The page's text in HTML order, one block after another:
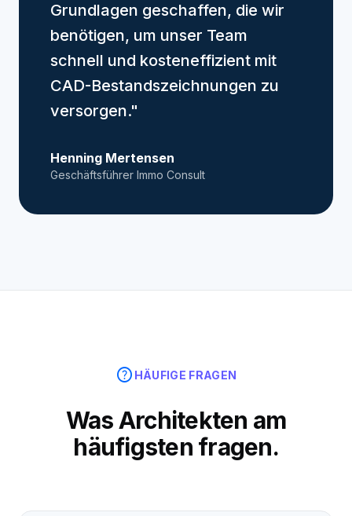
Grundlagen geschaffen, die wir
benötigen, um unser Team
schnell und kosteneffizient mit
CAD-Bestandszeichnungen zu
versorgen."
Henning Mertensen
Geschäftsführer Immo Consult
help HÄUFIGE FRAGEN
Was Architekten am
häufigsten fragen.